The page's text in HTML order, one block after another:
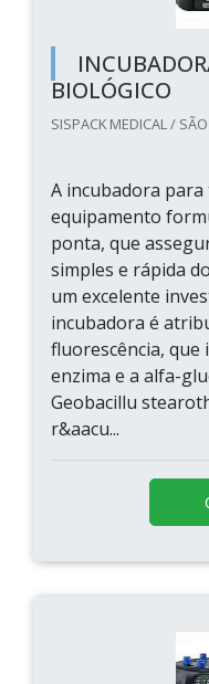
BIOLÓGICO
SISPACK MEDICAL /
A incubadora
equipamento
ponta, que
simples e rápida
um excelente
incubadora é
fluorescência, que
enzima e a alfa-
Geobacillu
r&aacu...